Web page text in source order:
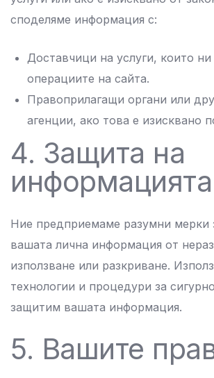
споделяме информация с:
Доставчици на услуги, които ни
операциите на сайта.
Правоприлагащи органи или
агенции, ако това е изисквано
4. Защита на
информацията
Ние предприемаме разумни мерки
вашата лична информация от
използване или разкриване.
технологии и процедури за
защитим вашата информация.
5. Вашите